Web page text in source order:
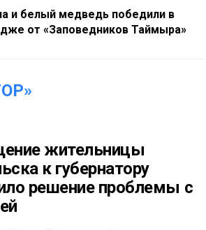
и белый медведь победили в
от «Заповедников Таймыра»
жительницы
к губернатору
решение проблемы с